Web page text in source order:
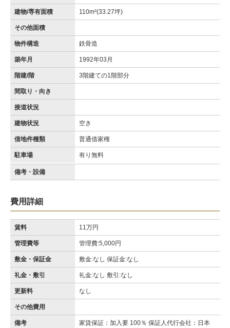
建物/専有面積 110m²(33.27坪)
その他面積
物件構造 鉄骨造
築年月 1992年03月
階建/階 3階建ての1階部分
間取り・向き
接道状況
建物状況 空き
借地件種類 普通借家権
駐車場 有り無料
備考・設備
費用詳細
賃料 11万円
管理費等 管理費:5,000円
敷金・保証金 敷金:なし 保証金:なし
礼金・敷引 礼金:なし 敷引:なし
更新料 なし
その他費用
備考
家賃保証：加入要 100％ 保証人代行会社：日本